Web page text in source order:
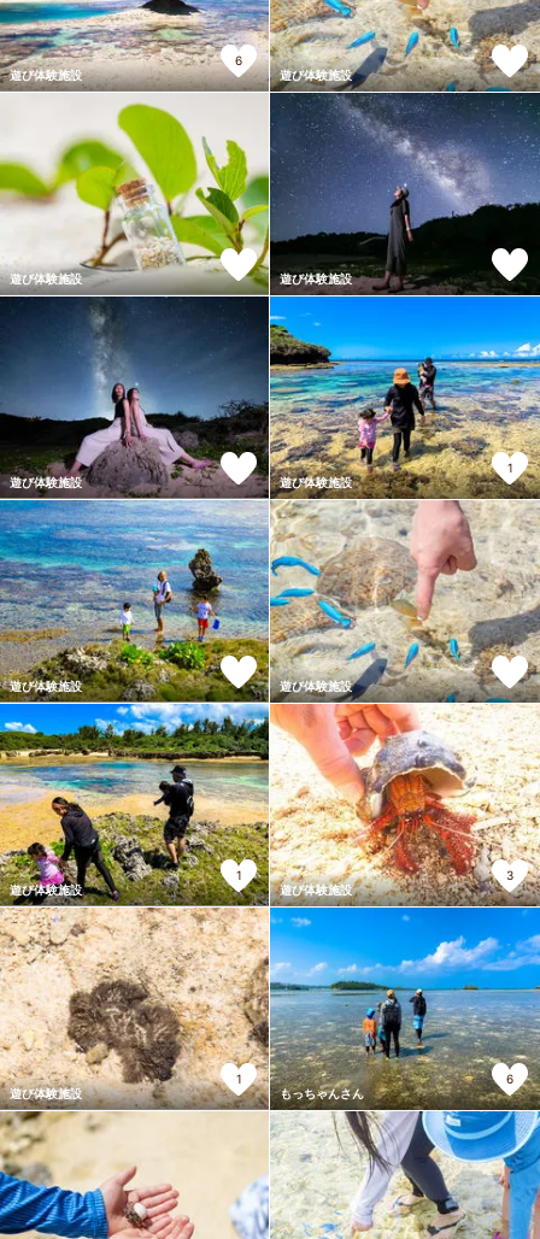
遊び体験施設
6
遊び体験施設
遊び体験施設 遊び体験施設
遊び体験施設 遊び体験施設
1
遊び体験施設 遊び体験施設
遊び体験施設
1
遊び体験施設
3
遊び体験施設
1
もっちゃんさん
6